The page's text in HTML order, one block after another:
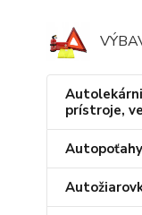
prístroje,
Autopoťahy